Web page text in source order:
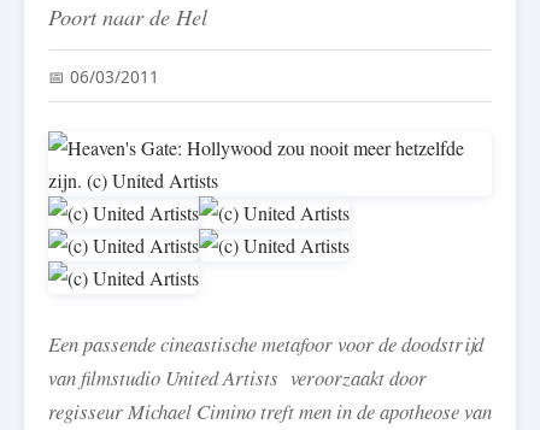
Poort naar de Hel
📅 06/03/2011
Een passende cineastische metafoor voor de doodstrijd
van filmstudio United Artists veroorzaakt door
regisseur Michael Cimino treft men in de apotheose van